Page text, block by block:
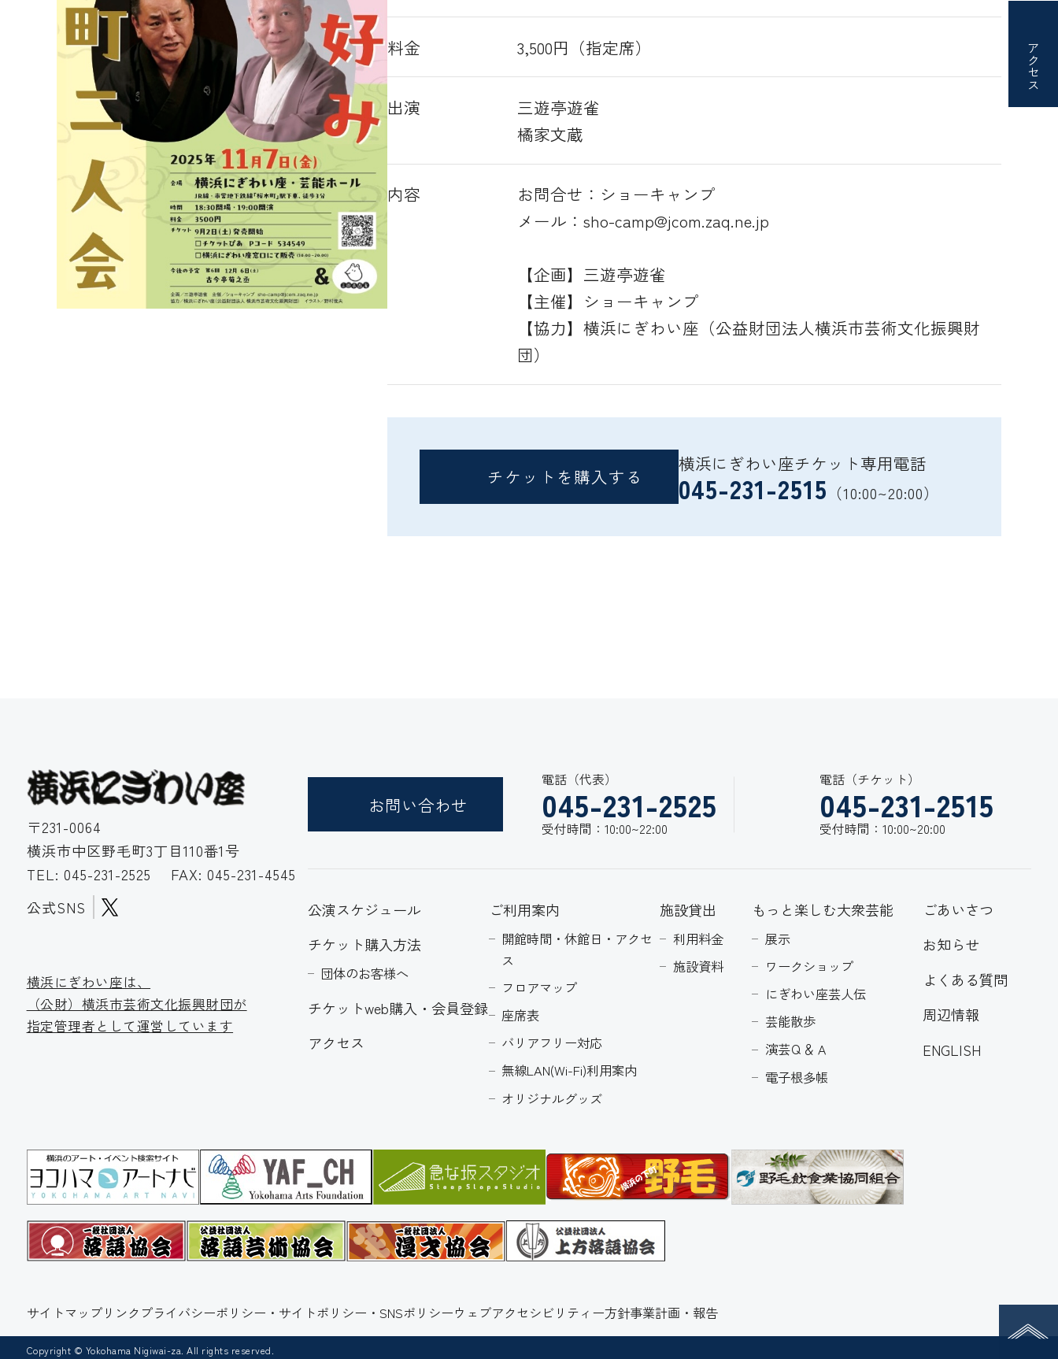
アクセス
料金 3,500円（指定席）
出演
三遊亭遊雀
橘家文蔵
内容
お問合せ：ショーキャンプ
メール：sho-camp@jcom.zaq.ne.jp
【企画】三遊亭遊雀
【主催】ショーキャンプ
【協力】横浜にぎわい座（公益財団法人横浜市芸術文化振興財
団）
チケットを購入する
横浜にぎわい座チケット専用電話
045-231-2515 （10:00~20:00）
〒231-0064
横浜市中区野毛町3丁目110番1号
TEL: 045-231-2525
FAX: 045-231-4545
公式SNS
お問い合わせ
電話（代表）
045-231-2525
受付時間：10:00~22:00
電話（チケット）
045-231-2515
受付時間：10:00~20:00
横浜にぎわい座は、
（公財）横浜市芸術文化振興財団が
指定管理者として運営しています
公演スケジュール
チケット購入方法
団体のお客様へ
チケットweb購入・会員登録
アクセス
ご利用案内
開館時間・休館日・アクセ
ス
フロアマップ
座席表
バリアフリー対応
無線LAN(Wi-Fi)利用案内
オリジナルグッズ
施設貸出
利用料金
施設資料
もっと楽しむ大衆芸能
展示
ワークショップ
にぎわい座芸人伝
芸能散歩
演芸Ｑ＆Ａ
電子根多帳
ごあいさつ
お知らせ
よくある質問
周辺情報
ENGLISH
サイトマップリンク プライバシーポリシー・サイトポリシー・SNSポリシーウェブアクセシビリティー方針事業計画・報告
Copyright © Yokohama Nigiwai-za. All rights reserved.